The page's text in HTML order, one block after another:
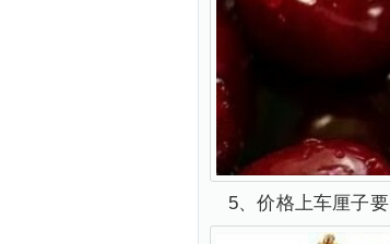
5、价格上车厘子